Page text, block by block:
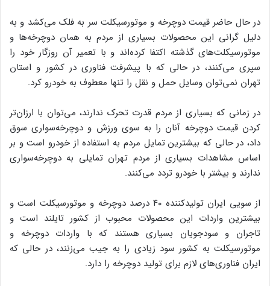
در حال حاضر قیمت دوچرخه و موتورسیکلت سر به فلک می‌کشد و به‌
دلیل گرانی این محصولات بسیاری از مردم به همان دوچرخه‌ها و
موتورسیکلت‌های گذشته اکتفا کرده‌اند و با تعمیر آن روزگار خود را
سپری می‌کنند، در حالی که با پیشرفت فناوری در کشور و استان
تهران نمی‌توان وسایل حمل و نقل را تنها معطوف به خودرو کرد.
در زمانی که بسیاری از مردم قدرت تحرک ندارند، می‌توان با ارزان‌تر
کردن قیمت دوچرخه آنان را به سوی ورزش و دوچرخه‌سواری سوق
داد، در حالی که بیشترین تمایل مردم به استفاده از خودرو است و بر
اساس مشاهدات بسیاری از مردم تهران تمایلی به دوچرخه‌سواری
ندارند و بیشتر با خودرو تردد می‌کنند.
از سویی ایران تولیدکننده ۴۰ درصد دوچرخه و موتورسیکلت است و
بیشترین واردات این محصولات محبوب از کشور تایلند است و
تاجران و سودجویان بسیاری هستند که با واردات دوچرخه و
موتورسیکلت به کشور سود زیادی را به جیب می‌زنند، در حالی که
ایران فناوری‌های لازم برای تولید دوچرخه را دارد.